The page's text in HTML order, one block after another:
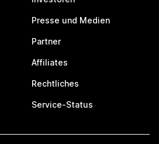
Presse und Medien
Partner
Affiliates
Rechtliches
Service-Status